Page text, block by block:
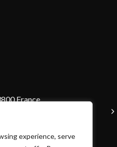
experience, serve
France